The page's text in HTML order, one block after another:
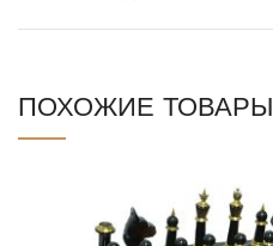
ПОХОЖИЕ ТОВАРЫ